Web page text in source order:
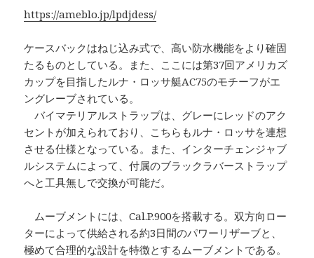
https://ameblo.jp/lpdjdess/
ケースバックはねじ込み式で、高い防水機能をより確固
たるものとしている。また、ここには第37回アメリカズ
カップを目指したルナ・ロッサ艇AC75のモチーフがエ
ングレーブされている。
バイマテリアルストラップは、グレーにレッドのアク
セントが加えられており、こちらもルナ・ロッサを連想
させる仕様となっている。また、インターチェンジャブ
ルシステムによって、付属のブラックラバーストラップ
へと工具無しで交換が可能だ。
ムーブメントには、Cal.P.900を搭載する。双方向ロー
ターによって供給される約3日間のパワーリザーブと、
極めて合理的な設計を特徴とするムーブメントである。